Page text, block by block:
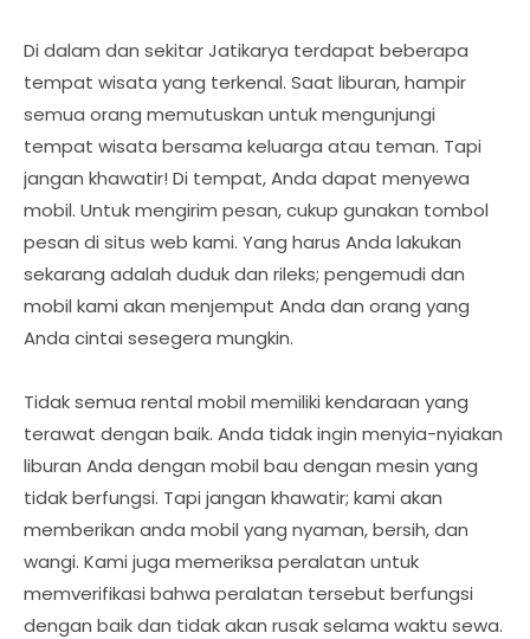
Di dalam dan sekitar Jatikarya terdapat beberapa
tempat wisata yang terkenal. Saat liburan, hampir
semua orang memutuskan untuk mengunjungi
tempat wisata bersama keluarga atau teman. Tapi
jangan khawatir! Di tempat, Anda dapat menyewa
mobil. Untuk mengirim pesan, cukup gunakan tombol
pesan di situs web kami. Yang harus Anda lakukan
sekarang adalah duduk dan rileks; pengemudi dan
mobil kami akan menjemput Anda dan orang yang
Anda cintai sesegera mungkin.
Tidak semua rental mobil memiliki kendaraan yang
terawat dengan baik. Anda tidak ingin menyia-nyiakan
liburan Anda dengan mobil bau dengan mesin yang
tidak berfungsi. Tapi jangan khawatir; kami akan
memberikan anda mobil yang nyaman, bersih, dan
wangi. Kami juga memeriksa peralatan untuk
memverifikasi bahwa peralatan tersebut berfungsi
dengan baik dan tidak akan rusak selama waktu sewa.